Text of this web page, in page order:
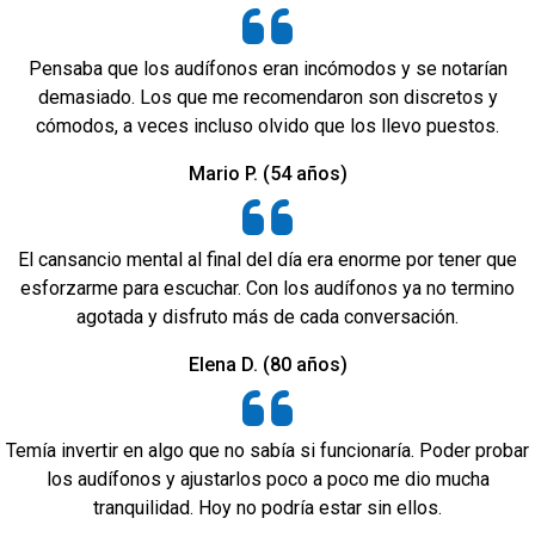
Pensaba que los audífonos eran incómodos y se notarían
demasiado. Los que me recomendaron son discretos y
cómodos, a veces incluso olvido que los llevo puestos.
Mario P. (54 años)
El cansancio mental al final del día era enorme por tener que
esforzarme para escuchar. Con los audífonos ya no termino
agotada y disfruto más de cada conversación.
Elena D. (80 años)
Temía invertir en algo que no sabía si funcionaría. Poder probar
los audífonos y ajustarlos poco a poco me dio mucha
tranquilidad. Hoy no podría estar sin ellos.